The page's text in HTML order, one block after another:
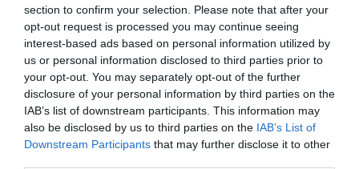
section to confirm your selection. Please note that after your
opt-out request is processed you may continue seeing
interest-based ads based on personal information utilized by
us or personal information disclosed to third parties prior to
your opt-out. You may separately opt-out of the further
disclosure of your personal information by third parties on the
IAB’s list of downstream participants. This information may
also be disclosed by us to third parties on the IAB’s List of
Downstream Participants that may further disclose it to other
fogadja a klasszikus kék-fehér házak között andalgó
látogatókat. Szintén érdemes felkeresni a sziget
fővárosát, a 350 méter magasan található Chorát: itt
több történelmi látványossággal is találkozhatunk,
például a 13. századi velencei kastéllyal és a város
szélét díszítő malmokkal, ahonnan elképesztő
látvány nyílik naplementekor. Itt helyezkedik el az
archeológiai múzeum is.